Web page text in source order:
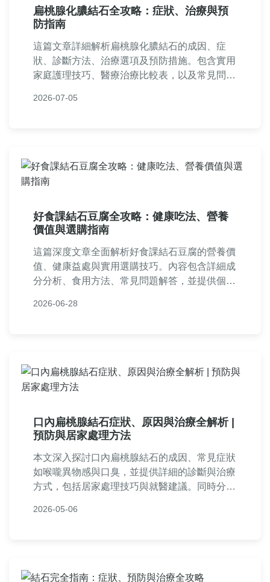
扁桃腺化膿結石全攻略：症狀、治療與預
防指南
這篇文章詳細解析扁桃腺化膿結石的成因、症
狀、診斷方法、治療選項及預防措施。包含實用
家庭護理技巧、醫療治療比較表，以及常見問
發。內容基於醫學知識和個人經驗，提供全面實
2026-07-05
好食課結石豆腐全攻略：健康吃法、營養
價值與選購指南
這篇深度文章全面解析好食課結石豆腐的營養價
值、健康益處與實用選購技巧。內容包含詳細成
分分析、食用方法、常見問題解答，並提供個人
關注飲食健康與預防結石的讀者參考。
2026-06-28
口內扁桃腺結石症狀、原因與治療全解析 |
預防與居家處理方法
本文深入探討口內扁桃腺結石的成因、常見症狀
如喉嚨異物感與口臭，並提供詳細的診斷與治療
方式，包括居家處理技巧與就醫建議。同時分享
一常見口腔問題，解決日常困擾。內容基於醫學
2026-05-06